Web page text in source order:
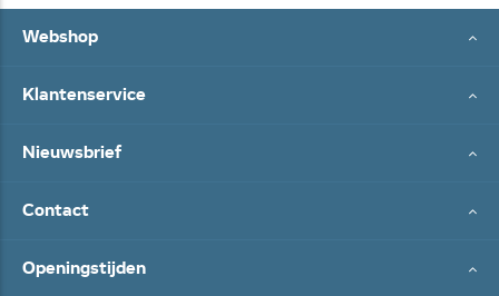
Webshop
Klantenservice
Nieuwsbrief
Contact
Openingstijden